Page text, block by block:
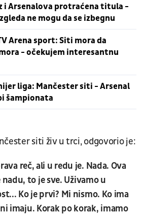
i Arsenalova protraćena titula -
ne mogu da se izbegnu
Arena sport: Siti mora da
- očekujem interesantnu
liga: Mančester siti - Arsenal
šampionata
siti živ u trci, odgovorio je:
reč, ali u redu je. Nada. Ova
to je sve. Uživamo u
Ko je prvi? Mi nismo. Ko ima
imaju. Korak po korak, imamo